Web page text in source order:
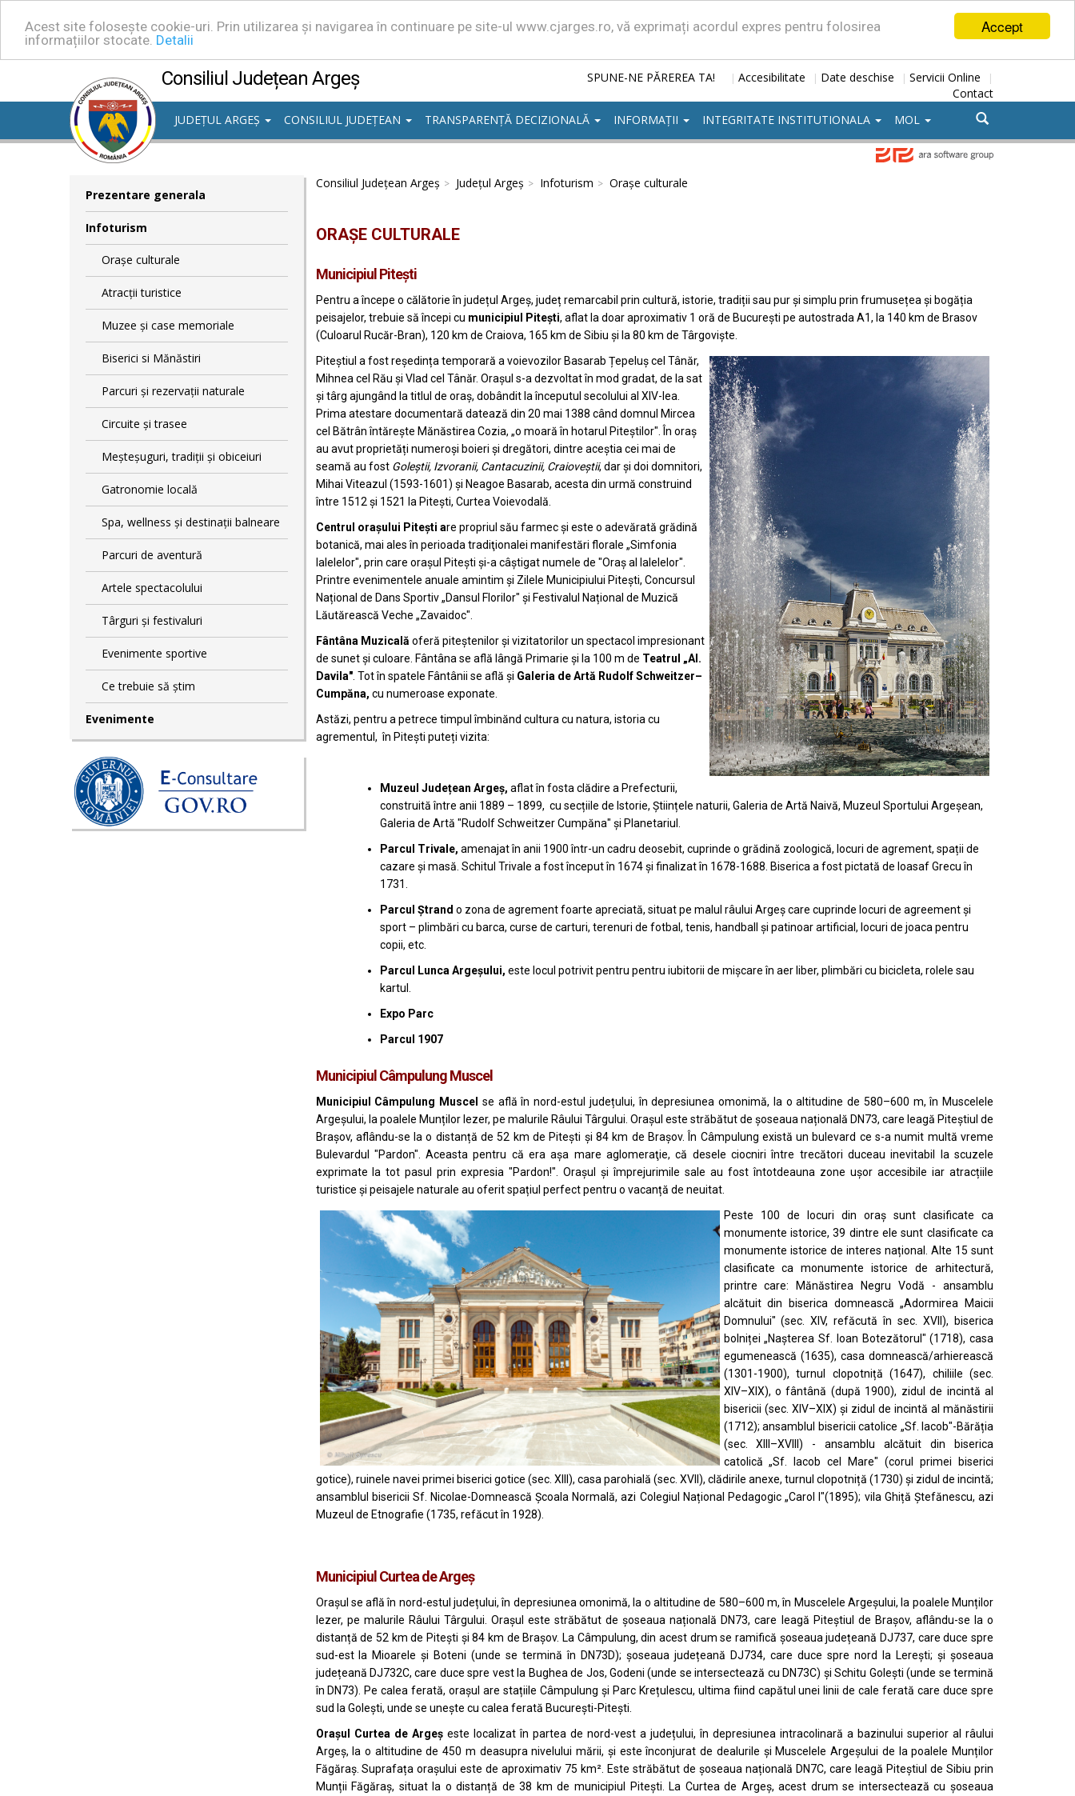
Accept
Acest site folosește cookie-uri. Prin utilizarea și navigarea în continuare pe site-ul www.cjarges.ro, vă exprimați acordul expres pentru folosirea
informațiilor stocate. Detalii
Consiliul Județean Argeș SPUNE-NE PĂREREA TA! | Accesibilitate | Date deschise | Servicii Online |
Contact
JUDEȚUL ARGEȘ
CONSILIUL JUDEȚEAN TRANSPARENȚĂ DECIZIONALĂ INFORMAȚII INTEGRITATE INSTITUTIONALA MOL
Prezentare generala
Infoturism
Orașe culturale
Atracții turistice
Muzee și case memoriale
Biserici si Mănăstiri
Parcuri și rezervații naturale
Circuite și trasee
Meșteșuguri, tradiții și obiceiuri
Gatronomie locală
Spa, wellness și destinații balneare
Parcuri de aventură
Artele spectacolului
Târguri și festivaluri
Evenimente sportive
Ce trebuie să știm
Evenimente
Consiliul Județean Argeș Județul Argeș Infoturism Orașe culturale
ORAȘE CULTURALE
Municipiul Piteşti
Pentru a începe o călătorie în județul Argeș, județ remarcabil prin cultură, istorie, tradiții sau pur și simplu prin frumusețea și bogăția
peisajelor, trebuie să începi cu municipiul Pitești, aflat la doar aproximativ 1 oră de București pe autostrada A1, la 140 km de Brasov
(Culoarul Rucăr-Bran), 120 km de Craiova, 165 km de Sibiu și la 80 km de Târgoviște.
Piteștiul a fost reședința temporară a voievozilor Basarab Țepeluș cel Tânăr,
Mihnea cel Rău și Vlad cel Tânăr. Orașul s-a dezvoltat în mod gradat, de la sat
și târg ajungând la titlul de oraș, dobândit la începutul secolului al XIV-lea.
Prima atestare documentară datează din 20 mai 1388 când domnul Mircea
cel Bătrânîntărește Mănăstirea Cozia, „o moară în hotarul Piteștilor". În oraș
au avut proprietăți numeroși boieri și dregători, dintre aceștia cei mai de
seamă au fost Goleștii, Izvoranii, Cantacuzinii, Craioveștii, dar și doi domnitori,
Mihai Viteazul (1593-1601) și Neagoe Basarab, acesta din urmă construind
între 1512 și 1521 la Pitești, Curtea Voievodală.
Centrul orașului Pitești are propriul său farmec și este o adevărată grădină
botanică, mai ales în perioada tradiţionalei manifestări florale „Simfonia
lalelelor", prin care oraşul Piteşti şi-a câştigat numele de "Oraş al lalelelor".
Printre evenimentele anuale amintim și Zilele Municipiului Pitești, Concursul
Național de Dans Sportiv „Dansul Florilor" și Festivalul Național de Muzică
Lăutărească Veche „Zavaidoc".
Fântâna Muzicală oferă piteștenilor și vizitatorilor un spectacol impresionant
de sunet și culoare. Fântâna se află lângă Primarie şi la 100 m de Teatrul „Al.
Davila". Tot în spatele Fântânii se află și Galeria de Artă RudolfSchweitzer–
Cumpăna, cu numeroase exponate.
Astăzi, pentru a petrece timpul îmbinănd cultura cu natura, istoria cu
agrementul, în Pitești puteți vizita:
Muzeul Județean Argeș, aflat în fosta clădire a Prefecturii,
construită între anii 1889 – 1899, cu secțiile de Istorie, Științele naturii, Galeria de Artă Naivă, Muzeul Sportului Argeșean,
Galeria de Artă "Rudolf Schweitzer Cumpăna" și Planetariul.
Parcul Trivale, amenajat în anii 1900 într-un cadru deosebit, cuprinde o grădină zoologică, locuri de agrement, spații de
cazare și masă. Schitul Trivale a fost început în 1674 și finalizat în 1678-1688. Biserica a fost pictată de Ioasaf Grecu în
1731.
Parcul Ștrand o zona de agrement foarte apreciată, situat pe malul râului Argeș care cuprinde locuri de agreement și
sport – plimbări cu barca, curse de carturi, terenuri de fotbal, tenis, handball și patinoar artificial, locuri de joaca pentru
copii, etc.
Parcul Lunca Argeșului, este locul potrivit pentru pentru iubitorii de mișcare în aer liber, plimbări cu bicicleta, rolele sau
kartul.
Expo Parc
Parcul 1907
Municipiul Câmpulung Muscel
Municipiul Câmpulung Muscel se află în nord-estul județului, în depresiunea omonimă, la o altitudine de 580–600 m, în Muscelele
Argeșului, la poalele Munților Iezer, pe malurile Râului Târgului . Orașul este străbătut de șoseaua națională DN73, care leagă Piteștiul de
Brașov, aflându-se la o distanță de 52 km de Pitești și 84 km de Brașov. În Câmpulung există un bulevard ce s-a numit multă vreme
Bulevardul "Pardon". Aceasta pentru că era aşa mare aglomeraţie, că desele ciocniri între trecători duceau inevitabil la scuzele
exprimate la tot pasul prin expresia "Pardon!". Orașul și împrejurimile sale au fost întotdeauna zone ușor accesibile iar atracțiile
turistice și peisajele naturale au oferit spațiul perfect pentru o vacanță de neuitat.
Peste 100 de locuri din oraș sunt clasificate ca
monumente istorice, 39 dintre ele sunt clasificate ca
monumente istorice de interes național. Alte 15 sunt
clasificate ca monumente istorice de arhitectură,
printre care:
Mănăstirea Negru Vodă - ansamblu
alcătuit din biserica domnească „Adormirea Maicii
Domnului" (sec. XIV, refăcută în sec. XVII), biserica
bolniței „Nașterea Sf. Ioan Botezătorul" (1718), casa
egumenească (1635), casa domnească/arhierească
(1301-1900), turnul clopotniță (1647), chiliile (sec.
XIV–XIX), o fântână (după 1900), zidul de incintă al
bisericii (sec. XIV–XIX) și zidul de incintă al mănăstirii
(1712); ansamblul bisericii catolice „Sf. Iacob"-Bărăția
(sec. XIII–XVIII) - ansamblu alcătuit din
biserica
catolică „Sf. Iacob cel Mare" (corul primei biserici
gotice), ruinele navei primei biserici gotice (sec. XIII), casa parohială (sec. XVII), clădirile anexe, turnul clopotniță (1730) și zidul de incintă;
ansamblul bisericii Sf. Nicolae-Domnească Școala Normală, azi Colegiul Național Pedagogic „Carol I"(1895); vila Ghiță Ștefănescu, azi
Muzeul de Etnografie (1735, refăcut în 1928).
Municipiul Curtea de Argeş
Orașul se află în nord-estul județului, în depresiunea omonimă, la o altitudine de 580–600 m, în Muscelele Argeșului, la poalele Munților
Iezer, pe malurile Râului Târgului . Orașul este străbătut de șoseaua națională DN73, care leagă Piteștiul de Brașov, aflându-se la o
distanță de 52 km de Pitești și 84 km de Brașov. La Câmpulung, din acest drum se ramifică șoseaua județeană DJ737, care duce spre
sud-est la Mioarele și Boteni (unde se termină în DN73D); șoseaua județeană DJ734, care duce spre nord la Lerești; și șoseaua
județeană DJ732C, care duce spre vest la Bughea de Jos,Godeni (unde se intersectează cu DN73C) șiSchitu Golești (unde se termină
în DN73). Pe calea ferată, orașul are stațiile Câmpulung și Parc Krețulescu, ultima fiind capătulunei linii de cale ferată care duce spre
sud la Golești, unde se unește cu calea ferată București-Pitești
Orașul Curtea de Argeșeste localizat în partea de nord-vest a județului, în depresiunea intracolinară a bazinului superior alrâului
Argeș, la o altitudine de 450 m deasupra nivelului mării, și este înconjurat de dealurile și Muscelele Argeșului de la poalele Munților
Făgăraș. Suprafața orașului este de aproximativ 75 km². Este străbătut de șoseaua națională DN7C, care leagă Piteștiul deSibiu prin
Munții Făgăraș, situat la o distanță de 38 km de municipiul
Pitești . La Curtea de Argeș, acest drum se intersectează cu șoseaua